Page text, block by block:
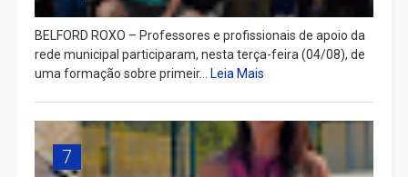
BELFORD ROXO – Professores e profissionais de apoio da
rede municipal participaram, nesta terça-feira (04/08), de
uma formação sobre primeir...
Leia Mais
7